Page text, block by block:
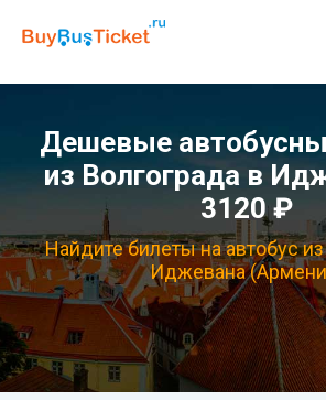
Дешевые
из Волгограда в
3120 ₽
Найдите билеты на автобус
Иджевана